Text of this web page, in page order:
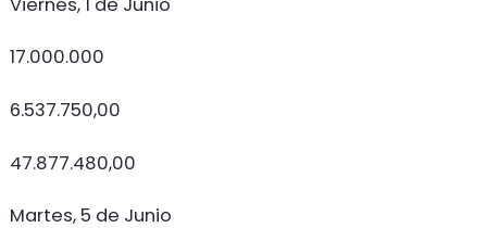
17.000.000
6.537.750,00
47.877.480,00
Martes, 5 de Junio